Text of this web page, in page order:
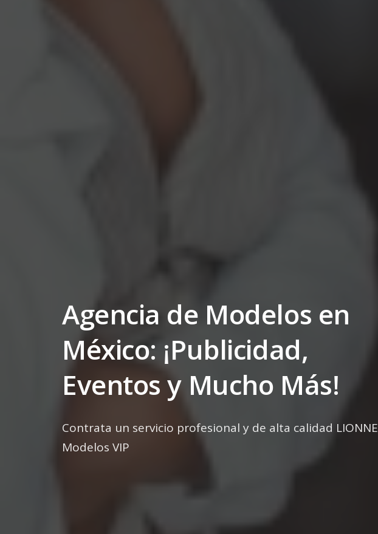
Agencia de Modelos en
México: ¡Publicidad,
Eventos y Mucho Más!
Contrata un servicio profesional y de alta calidad LIONNE
Modelos VIP